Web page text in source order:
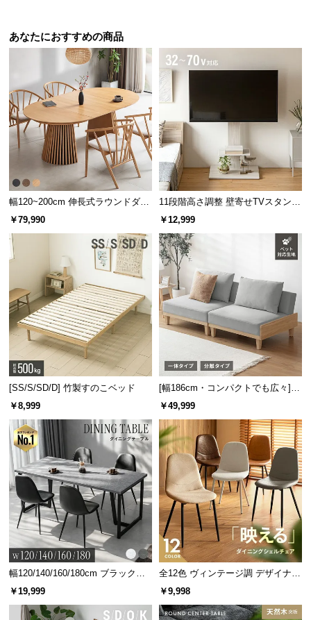
あなたにおすすめの商品
幅120~200cm 伸長式ラウンドダイ
ニングテーブル 6人掛け 天然木突
￥79,990
11段階高さ調整 壁寄せTVスタンド
キャスター付き 上下左右角度調節
￥12,999
[SS/S/SD/D] 竹製すのこベッド
￥8,999
[幅186cm・コンパクトでも広々] 3
人掛けソファベッド リクライニン
グ 天然木フレーム 北欧
￥49,999
幅120/140/160/180cm ブラックフ
レーム ダイニング 大理石調 4人掛
￥19,999
全12色 ヴィンテージ調 デザイナー
ズシェルチェア
￥9,998